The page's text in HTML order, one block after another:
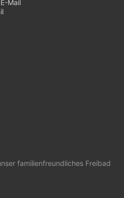
E-Mail
familienfreundliches Freibad